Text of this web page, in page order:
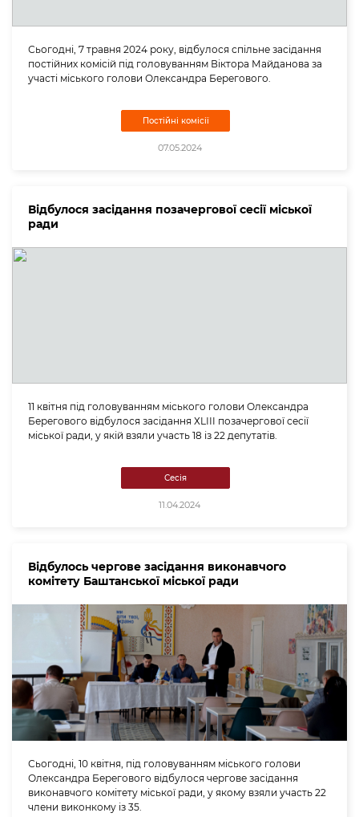
Сьогодні, 7 травня 2024 року, відбулося спільне засідання
постійних комісій під головуванням Віктора Майданова за
участі міського голови Олександра Берегового.
Постійні комісії
07.05.2024
Відбулося засідання позачергової сесії міської
ради
11 квітня під головуванням міського голови Олександра
Берегового відбулося засідання ХLІІI позачергової сесії
міської ради, у якій взяли участь 18 із 22 депутатів.
Сесія
11.04.2024
Відбулось чергове засідання виконавчого
комітету Баштанської міської ради
Сьогодні, 10 квітня, під головуванням міського голови
Олександра Берегового відбулося чергове засідання
виконавчого комітету міської ради, у якому взяли участь 22
члени виконкому із 35.